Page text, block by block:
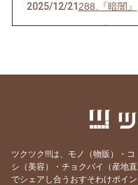
2025/12/21288.『暗闇』
2025/07/16286.『ネ申』
2025/05/28284.『東京』
282.『葛藤』
2025/03/31280.『化身』
ツクツク!!!は、モノ（物販）・
シ（美容）・チョクバイ（産地
でシェアし合うおすそわけポイ